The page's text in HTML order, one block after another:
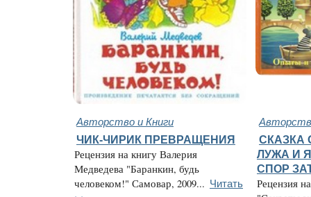
Авторство и Книги
ЧИК-ЧИРИК ПРЕВРАЩЕНИЯ
Рецензия на книгу Валерия
Медведева "Баранкин, будь
человеком!" Самовар, 2009... Читать
СКАЗКА
ЛУЖА И
СПОР
Рецензия